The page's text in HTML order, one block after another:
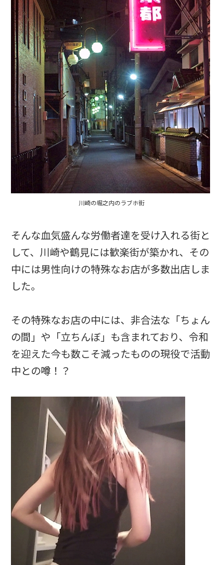
川崎の堀之内のラブホ街
そんな血気盛んな労働者達を受け入れる街と
して、川崎や鶴見には歓楽街が築かれ、その
中には男性向けの特殊なお店が多数出店しま
した。
その特殊なお店の中には、非合法な「ちょん
の間」や「立ちんぼ」も含まれており、令和
を迎えた今も数こそ減ったものの現役で活動
中との噂！？